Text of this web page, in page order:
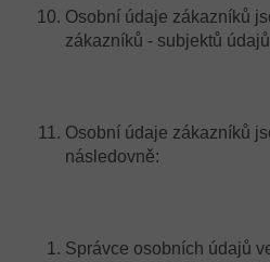
Osobní údaje zákazníků
zákazníků - subjektů
Osobní údaje zákazníků
následovně:
Správce osobních údajů